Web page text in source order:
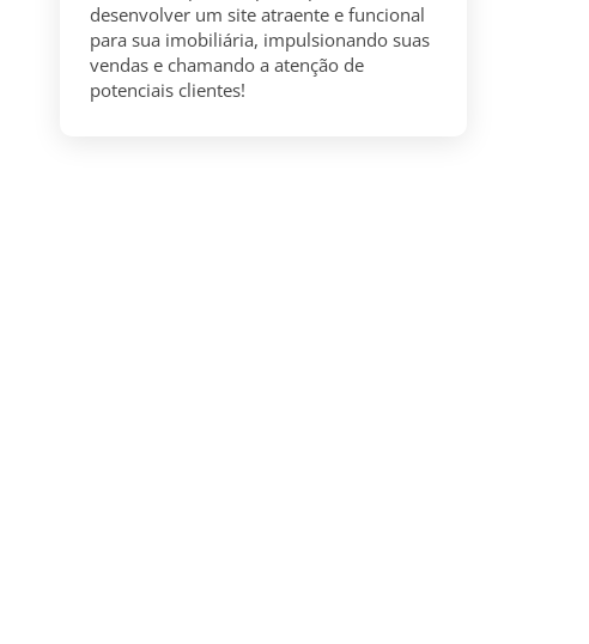
desenvolver um site atraente e funcional
para sua imobiliária, impulsionando suas
vendas e chamando a atenção de
potenciais clientes!